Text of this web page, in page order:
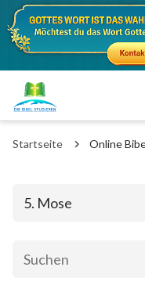
Startseite Online
5. Mose
Das alte
1. Mose
5. Mose
1.Samuel